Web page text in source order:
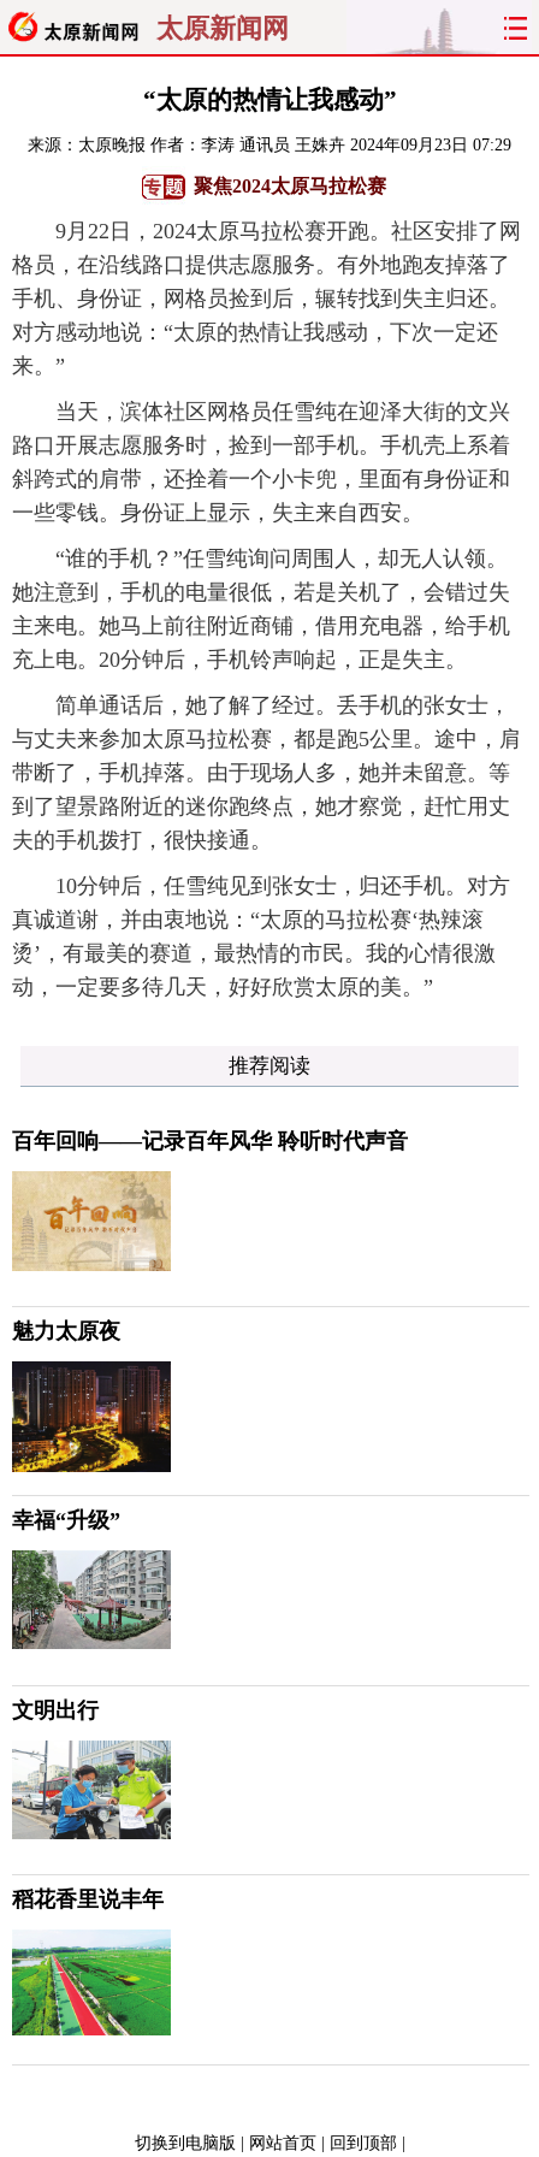
太原新闻网
聚焦 太原
经济 关注 文明 出行
旅游 理财 政务 教育
看天下 晋月读 最太原 网罗民生
“太原的热情让我感动”
来源： 太原晚报 作者：李涛 通讯员 王姝卉 2024年09月23日 07:29
聚焦2024太原马拉松赛
9月22日，2024太原马拉松赛开跑。社区安排了网
格员，在沿线路口提供志愿服务。有外地跑友掉落了
手机、身份证，网格员捡到后，辗转找到失主归还。
对方感动地说：“太原的热情让我感动，下次一定还
来。”
当天，滨体社区网格员任雪纯在迎泽大街的文兴
路口开展志愿服务时，捡到一部手机。手机壳上系着
斜跨式的肩带，还拴着一个小卡兜，里面有身份证和
一些零钱。身份证上显示，失主来自西安。
“谁的手机？”任雪纯询问周围人，却无人认领。
她注意到，手机的电量很低，若是关机了，会错过失
主来电。她马上前往附近商铺，借用充电器，给手机
充上电。20分钟后，手机铃声响起，正是失主。
简单通话后，她了解了经过。丢手机的张女士，
与丈夫来参加太原马拉松赛，都是跑5公里。途中，肩
带断了，手机掉落。由于现场人多，她并未留意。等
到了望景路附近的迷你跑终点，她才察觉，赶忙用丈
夫的手机拨打，很快接通。
10分钟后，任雪纯见到张女士，归还手机。对方
真诚道谢，并由衷地说：“太原的马拉松赛‘热辣滚
烫’，有最美的赛道，最热情的市民。我的心情很激
动，一定要多待几天，好好欣赏太原的美。”
推荐阅读
百年回响——记录百年风华 聆听时代声音
魅力太原夜
幸福“升级”
文明出行
稻花香里说丰年
切换到电脑版 | 网站首页| 回到顶部|